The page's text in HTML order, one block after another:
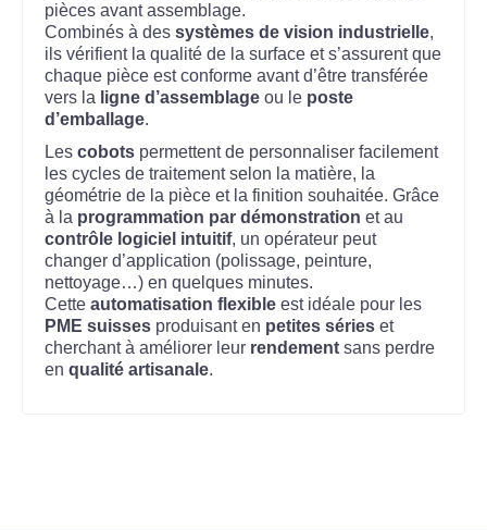
pièces avant assemblage.
Combinés à des systèmes de vision industrielle,
ils vérifient la qualité de la surface et s’assurent que
chaque pièce est conforme avant d’être transférée
vers la ligne d’assemblage ou le poste
d’emballage.
Les cobots permettent de personnaliser facilement
les cycles de traitement selon la matière, la
géométrie de la pièce et la finition souhaitée. Grâce
à la programmation par démonstration et au
contrôle logiciel intuitif, un opérateur peut
changer d’application (polissage, peinture,
nettoyage…) en quelques minutes.
Cette automatisation flexible est idéale pour les
PME suisses produisant en petites séries et
cherchant à améliorer leur rendement sans perdre
en qualité artisanale.